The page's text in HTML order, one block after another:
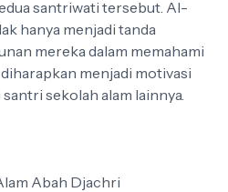
santriwati tersebut. Al-
hanya menjadi tanda
mereka dalam memahami
menjadi motivasi
sekolah alam lainnya.
Abah Djachri